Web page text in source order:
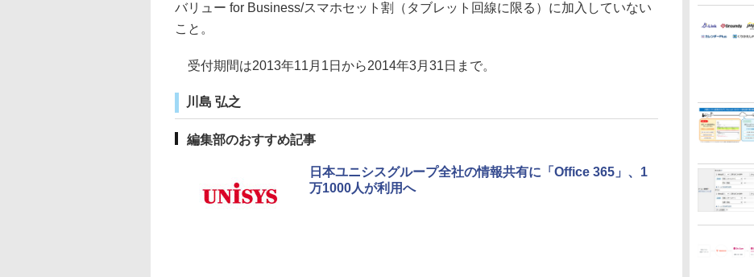
バリュー for Business/スマホセット割（タブレット回線に限る）に加入していない
こと。
受付期間は2013年11月1日から2014年3月31日まで。
川島 弘之
編集部のおすすめ記事
日本ユニシスグループ全社の情報共有に「Office 365」、1
万1000人が利用へ